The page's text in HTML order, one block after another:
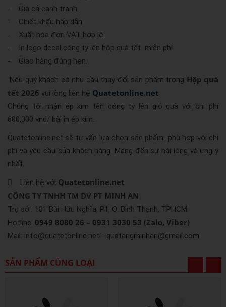
- Giá cả cạnh tranh.
- Chiết khấu hấp dẫn.
- Xuất hóa đơn VAT hợp lệ.
- In logo decal công ty lên hộp quà tết miễn phí.
- Giao hàng đúng hẹn.
Nếu quý khách có nhu cầu thay đổi sản phẩm trong Hộp quà
tết 2026 vui lòng liên hệ Quatetonline.net
Chúng tôi nhận ép kim tên công ty lên giỏ quà với chi phí
600,000 vnd/ bài in ép kim.
Quatetonline.net sẽ tư vấn lựa chọn sản phẩm phù hợp với chi
phí và yêu cầu của khách hàng. Mang đến sự hài lòng và ưng ý
nhất.
 Liên hệ với Quatetonline.net
CÔNG TY TNHH TM DV PT MINH AN
Trụ sở : 181 Bùi Hữu Nghĩa, P1, Q. Bình Thạnh, TPHCM
Hotline: 0949 8080 26 – 0931 3030 53 (Zalo, Viber)
Mail: info@quatetonline.net - quatangminhan@gmail.com
SẢN PHẨM CÙNG LOẠI